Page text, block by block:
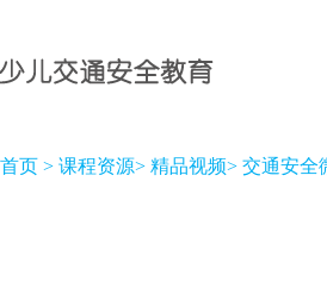
首页 > 课程资源> 精品视频> 交通安全